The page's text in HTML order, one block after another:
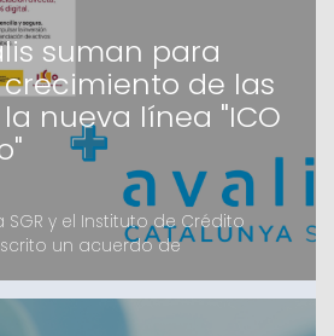
suman para
de las
nueva línea "ICO
y el Instituto de Crédito
un acuerdo de
pymes catalanas. Mediante la
ICO Crecimiento, las